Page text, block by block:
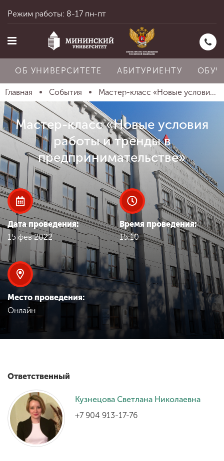
Главная
Об университете
Абитуриенту
Обучение
Наука
Международная
деятельность
Другие виды
Сведения об
образовательной
организации
Режим работы: 8-17 пн-пт
ОБ УНИВЕРСИТЕТЕ АБИТУРИЕНТУ
Главная События Мастер-класс «Новые услови...
Мастер-класс «Новые условия
работы и тренды в
предпринимательстве»
Дата проведения:
15 фев 2022
Время проведения:
15:10
Место проведения:
Онлайн
Ответственный
Кузнецова Светлана Николаевна
+7 904 913-17-76